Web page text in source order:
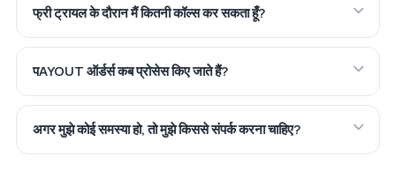
फ्री ट्रायल के दौरान मैं कितनी कॉल्स कर सकता हूँ?
पAYOUT ऑर्डर्स कब प्रोसेस किए जाते हैं?
अगर मुझे कोई समस्या हो, तो मुझे किससे संपर्क करना चाहिए?